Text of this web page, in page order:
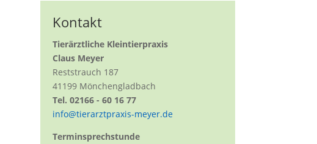
Kontakt
Tierärztliche Kleintierpraxis
Claus Meyer
Reststrauch 187
41199 Mönchengladbach
Tel. 02166 - 60 16 77
info@tierarztpraxis-meyer.de
Terminsprechstunde